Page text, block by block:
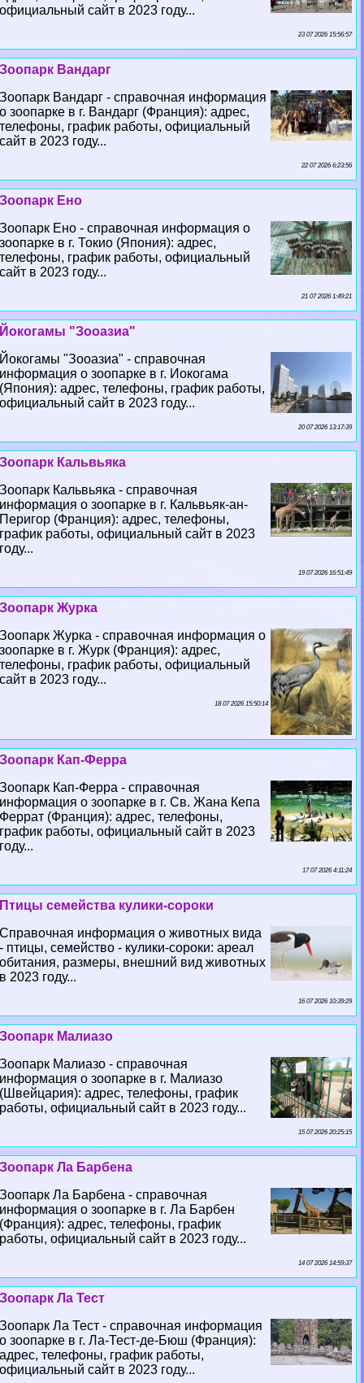
официальный сайт в 2023 году...
23 07 2026 15:56:57
Зоопарк Вандарг
Зоопарк Вандарг - справочная информация
о зоопарке в г. Вандарг (Франция): адрес,
телефоны, график работы, официальный
сайт в 2023 году...
22 07 2026 6:23:56
Зоопарк Ено
Зоопарк Ено - справочная информация о
зоопарке в г. Токио (Япония): адрес,
телефоны, график работы, официальный
сайт в 2023 году...
21 07 2026 1:49:21
Йокогамы "Зооазиа"
Йокогамы "Зооазиа" - справочная
информация о зоопарке в г. Иокогама
(Япония): адрес, телефоны, график работы,
официальный сайт в 2023 году...
20 07 2026 13:17:39
Зоопарк Кальвьяка
Зоопарк Кальвьяка - справочная
информация о зоопарке в г. Кальвьяк-ан-
Перигор (Франция): адрес, телефоны,
график работы, официальный сайт в 2023
году...
19 07 2026 16:51:49
Зоопарк Журка
Зоопарк Журка - справочная информация о
зоопарке в г. Журк (Франция): адрес,
телефоны, график работы, официальный
сайт в 2023 году...
18 07 2026 15:50:14
Зоопарк Кап-Ферра
Зоопарк Кап-Ферра - справочная
информация о зоопарке в г. Св. Жана Кепа
Феррат (Франция): адрес, телефоны,
график работы, официальный сайт в 2023
году...
17 07 2026 4:11:24
Птицы семейства кулики-сороки
Справочная информация о животных вида
- птицы, семейство - кулики-сороки: ареал
обитания, размеры, внешний вид животных
в 2023 году...
16 07 2026 10:39:29
Зоопарк Малиазо
Зоопарк Малиазо - справочная
информация о зоопарке в г. Малиазо
(Швейцария): адрес, телефоны, график
работы, официальный сайт в 2023 году...
15 07 2026 20:25:15
Зоопарк Ла Барбена
Зоопарк Ла Барбена - справочная
информация о зоопарке в г. Ла Барбен
(Франция): адрес, телефоны, график
работы, официальный сайт в 2023 году...
14 07 2026 14:59:37
Зоопарк Ла Тест
Зоопарк Ла Тест - справочная информация
о зоопарке в г. Ла-Тест-де-Бюш (Франция):
адрес, телефоны, график работы,
официальный сайт в 2023 году...